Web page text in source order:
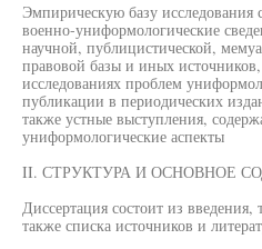
Эмпирическую базу исследования
военно-униформологические
научной, публицистической,
правовой базы и иных
исследованиях проблем
публикации в периодических
также устные выступления,
униформологические аспекты
II. СТРУКТУРА И ОСНОВНОЕ
Диссертация состоит из введения,
также списка источников и